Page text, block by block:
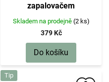
zapalovačem
Skladem na prodejně (2 ks)
379 Kč
Do košíku
Tip